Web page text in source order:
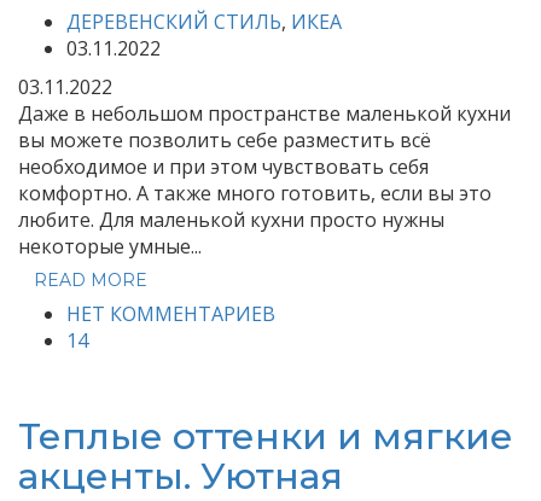
ДЕРЕВЕНСКИЙ СТИЛЬ, ИКЕА
03.11.2022
03.11.2022
Даже в небольшом пространстве маленькой кухни
вы можете позволить себе разместить всё
необходимое и при этом чувствовать себя
комфортно. А также много готовить, если вы это
любите. Для маленькой кухни просто нужны
некоторые умные...
READ MORE
НЕТ КОММЕНТАРИЕВ
14
Теплые оттенки и мягкие
акценты. Уютная